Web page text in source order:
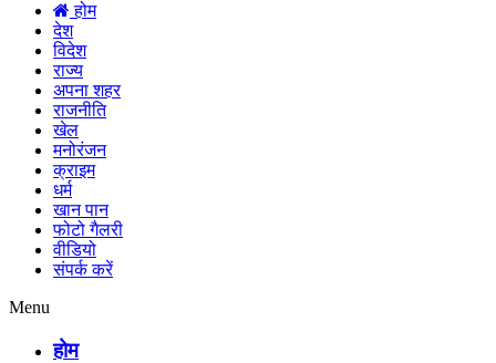
होम
देश
विदेश
राज्य
अपना शहर
राजनीति
खेल
मनोरंजन
क्राइम
धर्म
खान पान
फोटो गैलरी
वीडियो
संपर्क करें
Menu
होम